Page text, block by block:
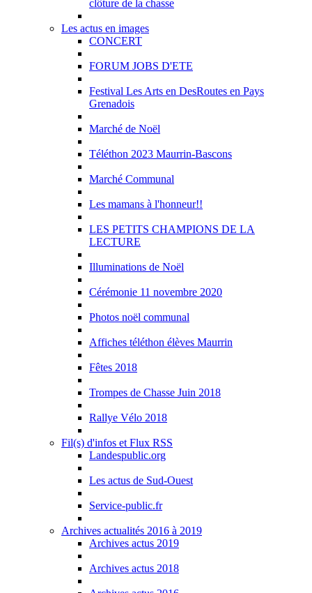
clôture de la chasse
Les actus en images
CONCERT
FORUM JOBS D'ETE
Festival Les Arts en DesRoutes en Pays
Grenadois
Marché de Noël
Téléthon 2023 Maurrin-Bascons
Marché Communal
Les mamans à l'honneur!!
LES PETITS CHAMPIONS DE LA
LECTURE
Illuminations de Noël
Cérémonie 11 novembre 2020
Photos noël communal
Affiches téléthon élèves Maurrin
Fêtes 2018
Trompes de Chasse Juin 2018
Rallye Vélo 2018
Fil(s) d'infos et Flux RSS
Landespublic.org
Les actus de Sud-Ouest
Service-public.fr
Archives actualités 2016 à 2019
Archives actus 2019
Archives actus 2018